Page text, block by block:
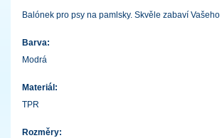
Balónek pro psy na pamlsky. Skvěle zabaví Vašeho
Barva:
Modrá
Materiál:
TPR
Rozměry: